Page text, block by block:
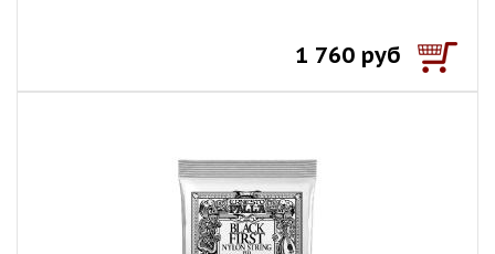
1 760 руб